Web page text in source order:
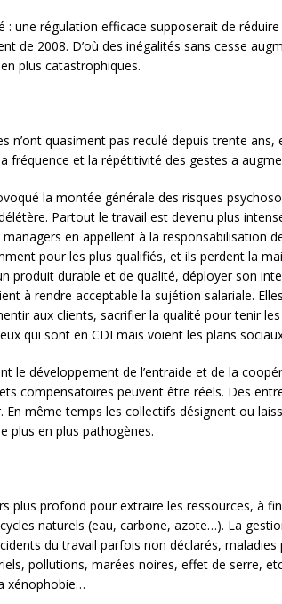
une régulation efficace supposerait de
de 2008. D’où des inégalités sans cesse
plus catastrophiques.
n’ont quasiment pas reculé depuis trente
fréquence et la répétitivité des gestes a
la montée générale des risques
Partout le travail est devenu plus
en appellent à la responsabilisation
pour les plus qualifiés, et ils perdent la
produit durable et de qualité, déployer son
à rendre acceptable la sujétion salariale.
aux clients, sacrifier la qualité pour tenir
qui sont en CDI mais voient les plans
le développement de l’entraide et de la
compensatoires peuvent être réels. Des
même temps les collectifs désignent ou
plus en plus pathogènes.
plus profond pour extraire les ressources, à
naturels (eau, carbone, azote…). La
du travail parfois non déclarés, maladies
pollutions, marées noires, effet de serre,
xénophobie…